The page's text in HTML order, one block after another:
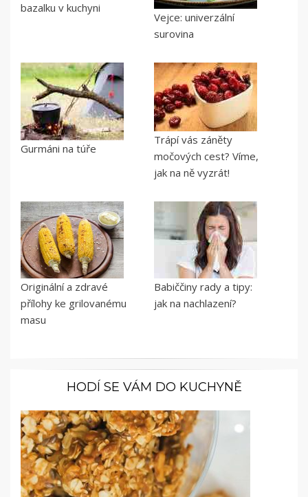
bazalku v kuchyni
Vejce: univerzální
surovina
Gurmáni na túře
Trápí vás záněty
močových cest? Víme,
jak na ně vyzrát!
Originální a zdravé
přílohy ke grilovanému
masu
Babiččiny rady a tipy:
jak na nachlazení?
HODÍ SE VÁM DO KUCHYNĚ